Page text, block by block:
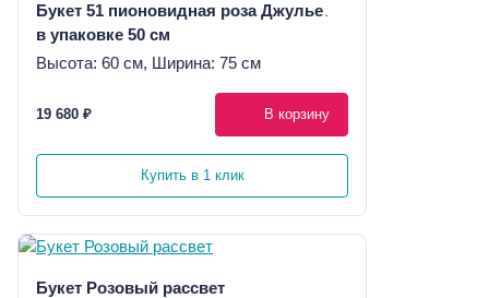
Букет 51 пионовидная роза Джульетта
в упаковке 50 см
Высота: 60 см, Ширина: 75 см
19 680 ₽ В корзину
Купить в 1 клик
Букет Розовый рассвет